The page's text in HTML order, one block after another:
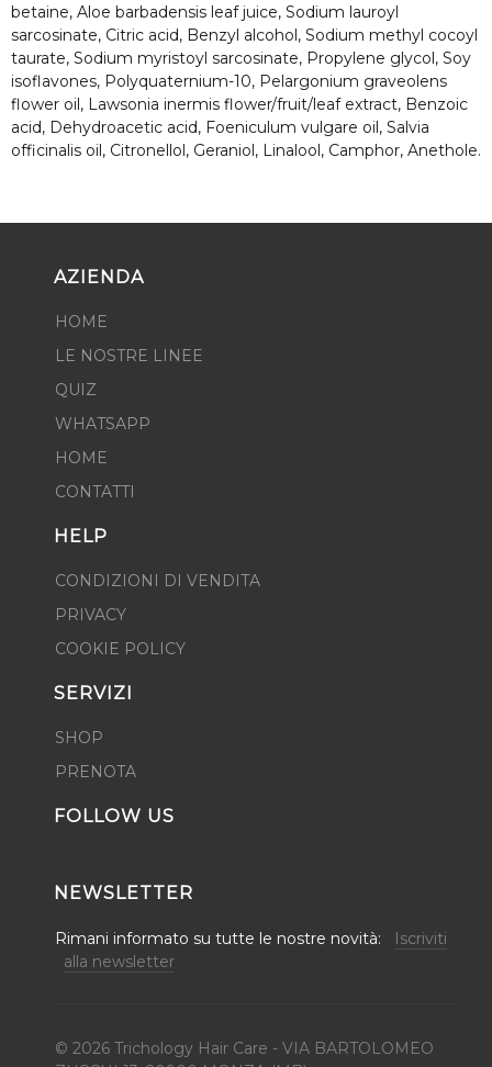
betaine, Aloe barbadensis leaf juice, Sodium lauroyl
sarcosinate, Citric acid, Benzyl alcohol, Sodium methyl cocoyl
taurate, Sodium myristoyl sarcosinate, Propylene glycol, Soy
isoflavones, Polyquaternium-10, Pelargonium graveolens
flower oil, Lawsonia inermis flower/fruit/leaf extract, Benzoic
acid, Dehydroacetic acid, Foeniculum vulgare oil, Salvia
officinalis oil, Citronellol, Geraniol, Linalool, Camphor, Anethole.
AZIENDA
HOME
LE NOSTRE LINEE
QUIZ
WHATSAPP
HOME
CONTATTI
HELP
CONDIZIONI DI VENDITA
PRIVACY
COOKIE POLICY
SERVIZI
SHOP
PRENOTA
FOLLOW US
NEWSLETTER
Rimani informato su tutte le nostre novità:
Iscriviti
alla newsletter
© 2026 Trichology Hair Care - VIA BARTOLOMEO